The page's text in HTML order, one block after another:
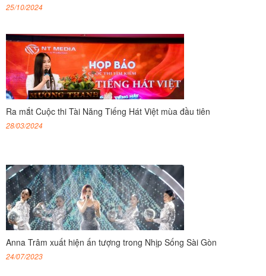
25/10/2024
Ra mắt Cuộc thi Tài Năng Tiếng Hát Việt mùa đầu tiên
28/03/2024
Anna Trâm xuất hiện ấn tượng trong Nhịp Sống Sài Gòn
24/07/2023